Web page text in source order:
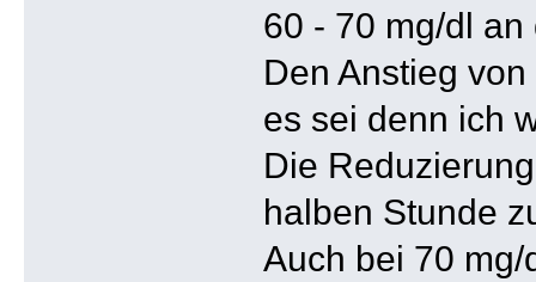
60 - 70 mg/dl
Den Anstieg
es sei denn ich
Die
halben Stunde
Auch bei 70